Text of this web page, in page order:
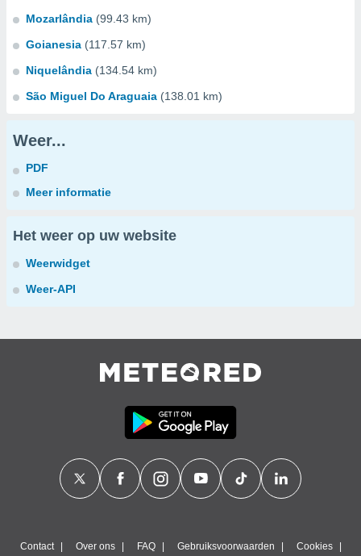
Mozarlândia (99.43 km)
Goianesia (117.57 km)
Niquelândia (134.54 km)
São Miguel Do Araguaia (138.01 km)
Weer...
PDF
Meer informatie
Het weer op uw website
Weerwidget
Weer-API
Contact Over ons FAQ Gebruiksvoorwaarden Cookies